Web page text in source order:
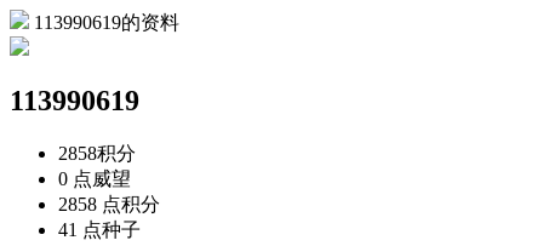
113990619的资料
113990619
2858积分
0 点威望
2858 点积分
41 点种子